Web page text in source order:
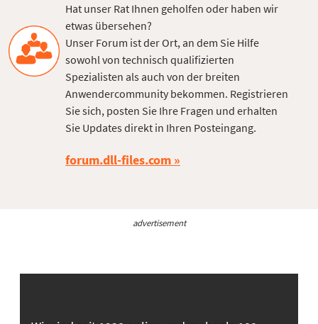
Hat unser Rat Ihnen geholfen oder haben wir
etwas übersehen?
Unser Forum ist der Ort, an dem Sie Hilfe
sowohl von technisch qualifizierten
Spezialisten als auch von der breiten
Anwendercommunity bekommen. Registrieren
Sie sich, posten Sie Ihre Fragen und erhalten
Sie Updates direkt in Ihren Posteingang.
forum.dll-files.com
advertisement